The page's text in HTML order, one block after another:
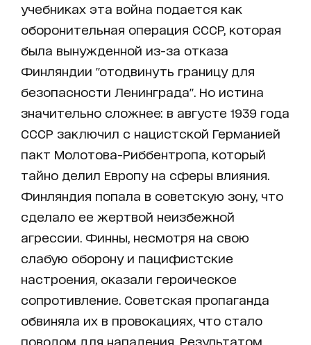
учебниках эта война подается как
оборонительная операция СССР, которая
была вынужденной из-за отказа
Финляндии "отодвинуть границу для
безопасности Ленинграда". Но истина
значительно сложнее: в августе 1939 года
СССР заключил с нацистской Германией
пакт Молотова-Риббентропа, который
тайно делил Европу на сферы влияния.
Финляндия попала в советскую зону, что
сделало ее жертвой неизбежной
агрессии. Финны, несмотря на свою
слабую оборону и пацифистские
настроения, оказали героическое
сопротивление. Советская пропаганда
обвиняла их в провокациях, что стало
поводом для нападения. Результатом